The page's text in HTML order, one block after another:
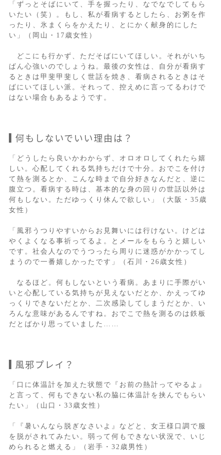
「ずっとそばにいて、手を握ったり、なでなでしてもら
いたい（笑）。もし、私が看病するとしたら、お粥を作
ったり、氷まくらをかえたり、とにかく献身的にした
い」（岡山・17歳女性）
どこにも行かず、ただそばにいてほしい。それがいち
ばん心強いのでしょうね。最後の女性は、自分が看病す
るときは甲斐甲斐しく世話を焼き、看病されるときはそ
ばにいてほしい派。それって、控えめに言ってるわけで
はない場合もあるようです。
何もしないでいい理由は？
「どうしたら良いかわからず、オロオロしてくれたら嬉
しい。心配してくれる気持ちだけで十分。おでこを付け
て熱を測るとか、こんな時まで自分好きなんだと、逆に
腹立つ。看病する時は、基本的な身の回りの世話以外は
何もしない。ただゆっくり休んで欲しい」（大阪・35歳
女性）
「風邪うつりやすいからお見舞いには行けない。けどは
やくよくなる事祈ってるよ。とメールをもらうと嬉しい
です。社会人なのでうつったら周りに迷惑がかかってし
まうので一番嬉しかったです」（石川・26歳女性）
なるほど。何もしないという看病。あまりに手際がい
いと心配している気持ちが見えないだとか、かえってゆ
っくりできないだとか、二次感染してしまうだとか、い
ろんな意味があるんですね。おでこで熱を測るのは鉄板
だとばかり思っていました……
風邪プレイ？
「口に体温計を加えた状態で『お前の熱計ってやるよ』
と言って、何もできない私の脇に体温計を挟んでもらい
たい」（山口・33歳女性）
「『暑いんなら脱ぎなさいよ』などと、女王様口調で服
を脱がされてみたい。弱って何もできない状況で、いじ
められると燃える」（岩手・32歳男性）